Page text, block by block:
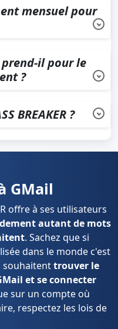
valable pendant 30
pouvez être
mensuel pour
requis.il pour le
?
pour démarrer
BREAKER ?
où vous avez
GMail
offre à ses utilisateurs
autant de mots
. Sachez que si
dans le monde c'est
souhaitenttrouver le
et se connecter
sur un compte où
respectez les lois de